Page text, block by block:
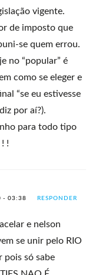
vigente.
de imposto que
se quem errou.
no “popular” é
como se eleger e
“se eu estivesse
por aí?).
para todo tipo
!
- 03:38 RESPONDER
e nelson
se unir pelo RIO
pois só sabe